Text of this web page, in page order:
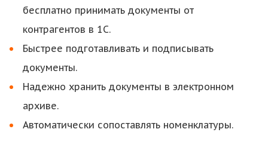
бесплатно принимать документы от
контрагентов в 1С.
Быстрее подготавливать и подписывать
документы.
Надежно хранить документы в электронном
архиве.
Автоматически сопоставлять номенклатуры.